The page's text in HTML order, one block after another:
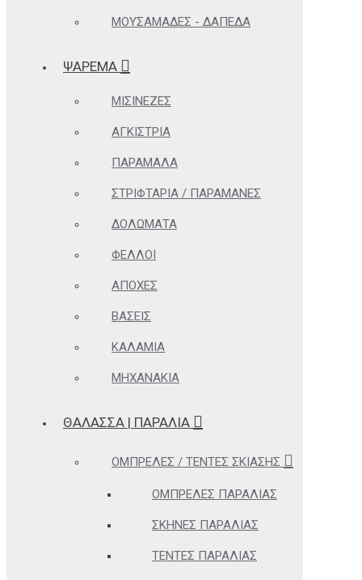
ΜΟΥΣΑΜΆΔΕΣ - ΔΆΠΕΔΑ
ΨΑΡΕΜΑ
ΜΙΣΙΝΈΖΕΣ
ΑΓΚΊΣΤΡΙΑ
ΠΑΡΆΜΑΛΑ
ΣΤΡΙΦΤΆΡΙΑ / ΠΑΡΑΜΆΝΕΣ
ΔΟΛΏΜΑΤΑ
ΦΕΛΛΟΊ
ΑΠΌΧΕΣ
ΒΆΣΕΙΣ
ΚΑΛΆΜΙΑ
ΜΗΧΑΝΆΚΙΑ
ΘΆΛΑΣΣΑ | ΠΑΡΑΛΊΑ
ΟΜΠΡΈΛΕΣ / ΤΈΝΤΕΣ ΣΚΊΑΣΗΣ
ΟΜΠΡΈΛΕΣ ΠΑΡΑΛΊΑΣ
ΣΚΗΝΈΣ ΠΑΡΑΛΊΑΣ
ΤΈΝΤΕΣ ΠΑΡΑΛΊΑΣ